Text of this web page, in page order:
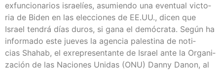
exfun­cio­na­rios israe­líes, asu­mien­do una even­tual vic­to­
ria de Biden en las elec­cio­nes de EE.UU., dicen que
Israel ten­drá días duros, si gana el demó­cra­ta. Según ha
infor­ma­do este jue­ves la agen­cia pales­ti­na de noti­
cias Shahab, el exre­pre­sen­tan­te de Israel ante la Orga­ni­
za­ción de las Nacio­nes Uni­das (ONU) Danny Danon, al